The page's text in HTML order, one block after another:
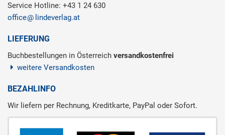
Service Hotline: +43 1 24 630
office
lindeverlag.at
LIEFERUNG
Buchbestellungen in Österreich versandkostenfrei
weitere Versandkosten
BEZAHLINFO
Wir liefern per Rechnung, Kreditkarte, PayPal oder Sofort.